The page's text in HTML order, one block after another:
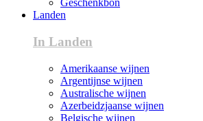
Geschenkbon
Landen
In Landen
Amerikaanse wijnen
Argentijnse wijnen
Australische wijnen
Azerbeidzjaanse wijnen
Belgische wijnen